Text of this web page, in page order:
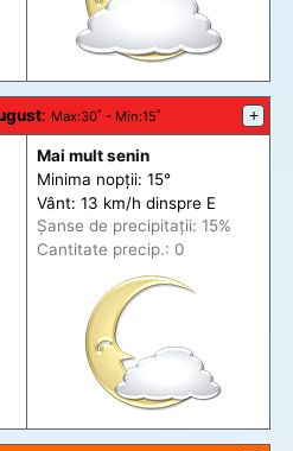
: Max:30˚ - Min:15˚ +
Mai mult senin
Minima nopții: 15°
Vânt: 13 km/h dinspre E
Șanse de precipitații: 15%
Cantitate precip.: 0